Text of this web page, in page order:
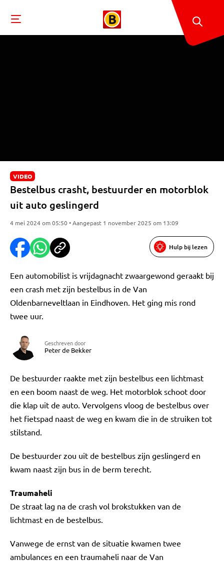
VIDEO
Bestelbus crasht, bestuurder en motorblok
uit auto geslingerd
4 mei 2024 om 05:50 • Aangepast 1 november 2025 om 13:09
Hulp bij lezen
Een automobilist is vrijdagnacht zwaargewond geraakt bij
een crash met zijn bestelbus in de Van
Oldenbarneveltlaan in Eindhoven. Het ging mis rond
twee uur.
Geschreven door
Peter de Bekker
De bestuurder raakte met zijn bestelbus een lichtmast
en een boom naast de weg. Het motorblok schoot door
die klap uit de auto. Vervolgens vloog de bestelbus over
het fietspad naast de weg en kwam die in de struiken tot
stilstand.
De bestuurder zou uit de bestelbus zijn geslingerd en
kwam naast zijn bus in de berm terecht.
Traumaheli
De straat lag na de crash vol brokstukken van de
lichtmast en de bestelbus.
Vanwege de ernst van de situatie kwamen twee
ambulances en een traumaheli naar de Van